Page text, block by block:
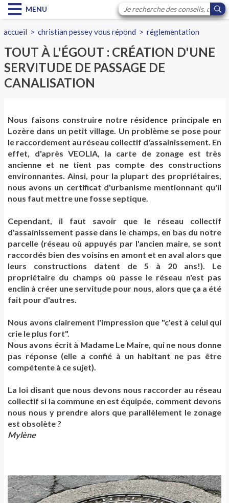
MENU
accueil >christian pessey vous répond >réglementation
TOUT À L'ÉGOUT : CRÉATION D'UNE
SERVITUDE DE PASSAGE DE
CANALISATION
Nous faisons construire notre résidence principale en
Lozère dans un petit village. Un problème se pose pour
le raccordement au réseau collectif d'assainissement. En
effet, d'après VEOLIA, la carte de zonage est très
ancienne et ne tient pas compte des constructions
environnantes. Ainsi, pour la plupart des propriétaires,
nous avons un certificat d'urbanisme mentionnant qu'il
nous faut mettre une fosse septique.
Cependant, il faut savoir que le réseau collectif
d'assainissement passe dans le champs, en bas du notre
parcelle (réseau où appuyés par l'ancien maire, se sont
raccordés bien des voisins en amont et en aval alors que
leurs constructions datent de 5 à 20 ans!). Le
propriétaire du champs où passe le réseau n'est pas
enclin à créer une servitude pour nous, alors que ça a été
fait pour d'autres.
Nous avons clairement l'impression que "c'est à celui qui
crie le plus fort".
Nous avons écrit à Madame Le Maire, qui ne nous donne
pas réponse (elle a confié à un habitant ne pas être
compétente à ce sujet).
La loi disant que nous devons nous raccorder au réseau
collectif si la commune en est équipée, comment devons
nous nous y prendre alors que parallèlement le zonage
est obsolète ?
Mylène